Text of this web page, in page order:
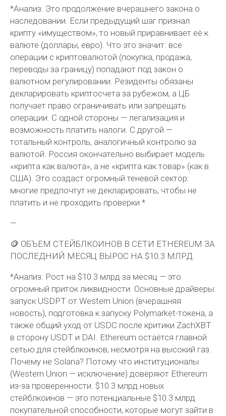
*Анализ: Это продолжение вчерашнего закона о
наследовании. Если предыдущий шаг признал
крипту «имуществом», то новый приравнивает её к
валюте (доллары, евро). Что это значит: все
операции с криптовалютой (покупка, продажа,
переводы за границу) попадают под закон о
валютном регулировании. Резиденты обязаны
декларировать криптосчета за рубежом, а ЦБ
получает право ограничивать или запрещать
операции. С одной стороны — легализация и
возможность платить налоги. С другой —
тотальный контроль, аналогичный контролю за
валютой. Россия окончательно выбирает модель
«крипта как валюта», а не «крипта как товар» (как в
США). Это создаст огромный теневой сектор:
многие предпочтут не декларировать, чтобы не
платить и не проходить проверки.*
—
🪙 ОБЪЕМ СТЕЙБЛКОИНОВ В СЕТИ ETHEREUM ЗА
ПОСЛЕДНИЙ МЕСЯЦ ВЫРОС НА $10.3 МЛРД.
*Анализ: Рост на $10.3 млрд за месяц — это
огромный приток ликвидности. Основные драйверы:
запуск USDPT от Western Union (вчерашняя
новость), подготовка к запуску Polymarket-токена, а
также общий уход от USDC после критики ZachXBT
в сторону USDT и DAI. Ethereum остаётся главной
сетью для стейблкоинов, несмотря на высокий газ.
Почему не Solana? Потому что институционалы
(Western Union — исключение) доверяют Ethereum
из-за проверенности. $10.3 млрд новых
стейблкоинов — это потенциальные $10.3 млрд
покупательной способности, которые могут зайти в